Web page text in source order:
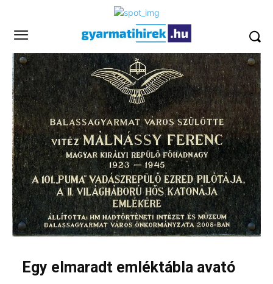
Egy elmaradt emléktábla avató